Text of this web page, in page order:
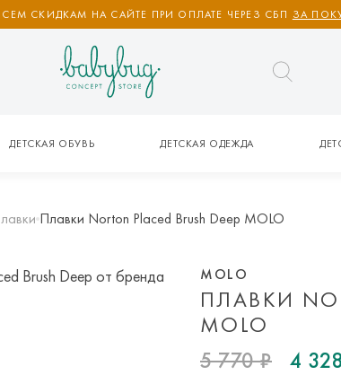
СКИДКАМ НА САЙТЕ ПРИ ОПЛАТЕ ЧЕРЕЗ СБП ЗА
ДЕТСКАЯ ОБУВЬ ДЕТСКАЯ ОДЕЖДА
Плавки Norton Placed Brush Deep MOLO
ПЛАВКИ
MOLO
MOLO
5 770 ₽ 4